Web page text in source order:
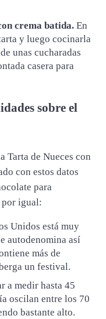
crema batida. En
y luego cocinarla
unas cucharadas
casera para
sobre el
Tarta de Nueces con
con estos datos
para
igual:
Unidos está muy
autodenomina así
más de
un festival.
a medir hasta 45
oscilan entre los 70
bastante alto.